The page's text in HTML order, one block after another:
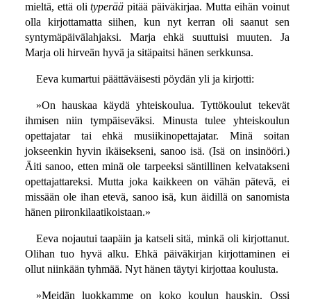
mieltä, että olityperää pitää päiväkirjaa. Mutta eihän voinut
olla kirjottamatta siihen, kun nyt kerran oli saanut sen
syntymäpäivälahjaksi. Marja ehkä suuttuisi muuten. Ja
Marja oli hirveän hyvä ja sitäpaitsi hänen serkkunsa.
Eeva kumartui päättäväisesti pöydän yli ja kirjotti:
»On hauskaa käydä yhteiskoulua. Tyttökoulut tekevät
ihmisen niin tympäiseväksi. Minusta tulee yhteiskoulun
opettajatar tai ehkä musiikinopettajatar. Minä soitan
jokseenkin hyvin ikäisekseni, sanoo isä. (Isä on insinööri.)
Äiti sanoo, etten minä ole tarpeeksi säntillinen kelvatakseni
opettajattareksi. Mutta joka kaikkeen on vähän pätevä, ei
missään ole ihan etevä, sanoo isä, kun äidillä on sanomista
hänen piironkilaatikoistaan.»
Eeva nojautui taapäin ja katseli sitä, minkä oli kirjottanut.
Olihan tuo hyvä alku. Ehkä päiväkirjan kirjottaminen ei
ollut niinkään tyhmää. Nyt hänen täytyi kirjottaa koulusta.
»Meidän luokkamme on koko koulun hauskin. Ossi